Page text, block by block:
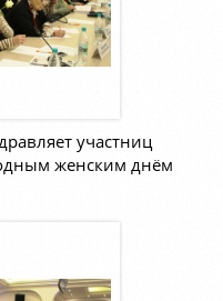
участниц
женским днём